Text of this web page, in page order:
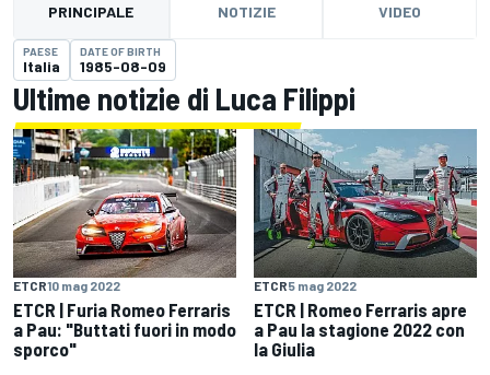
PRINCIPALE NOTIZIE VIDEO
PAESE
Italia
DATE OF BIRTH
1985-08-09
Ultime notizie di Luca Filippi
ETCR10 mag 2022
ETCR | Furia Romeo Ferraris
a Pau: "Buttati fuori in modo
sporco"
ETCR5 mag 2022
ETCR | Romeo Ferraris apre
a Pau la stagione 2022 con
la Giulia